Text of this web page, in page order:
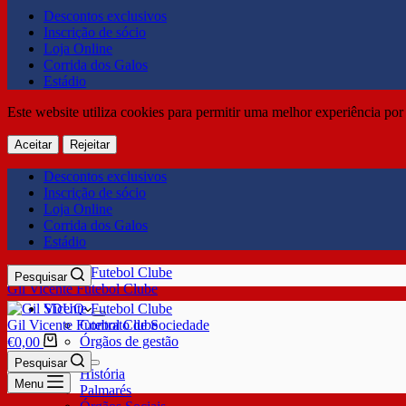
Descontos exclusivos
Inscrição de sócio
Loja Online
Corrida dos Galos
Estádio
Este website utiliza cookies para permitir uma melhor experiência
Aceitar Rejeitar
Descontos exclusivos
Inscrição de sócio
Loja Online
Corrida dos Galos
Estádio
Gil Vicente Futebol Clube
Pesquisar
SDUQ
Contrato de Sociedade
Órgãos de gestão
Clube
História
Palmarés
Gil Vicente Futebol Clube
€0,00
Pesquisar
Menu